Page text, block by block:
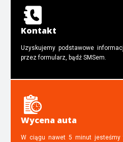
Kontakt
Uzyskujemy podstawowe
przez formularz, bądź SMSem.
Wycena auta
W ciągu nawet 5 minut